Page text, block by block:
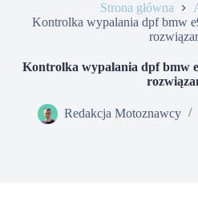
Strona główna
Kontrolka wypalania dpf bmw
Kontrolka wypalania dpf bmw
Redakcja Motoznawcy